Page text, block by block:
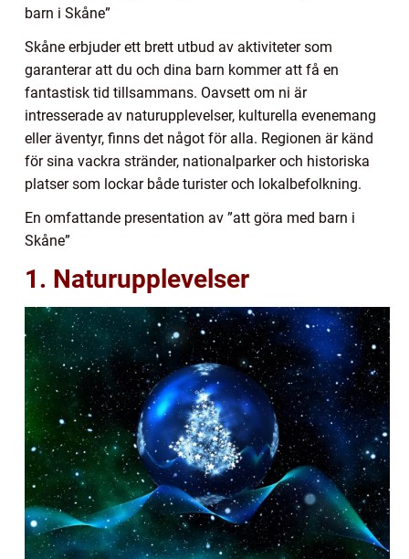
barn i Skåne”
Skåne erbjuder ett brett utbud av aktiviteter som
garanterar att du och dina barn kommer att få en
fantastisk tid tillsammans. Oavsett om ni är
intresserade av naturupplevelser, kulturella evenemang
eller äventyr, finns det något för alla. Regionen är känd
för sina vackra stränder, nationalparker och historiska
platser som lockar både turister och lokalbefolkning.
En omfattande presentation av ”att göra med barn i
Skåne”
1. Naturupplevelser